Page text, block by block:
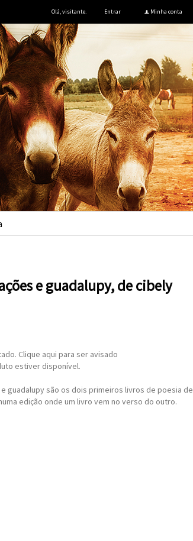
Olá, visitante. Entrar f Minha conta
e guadalupy, de cibely
Clique aqui para ser avisado
estiver disponível.
guadalupy são os dois primeiros livros de poesia de
edição onde um livro vem no verso do outro.